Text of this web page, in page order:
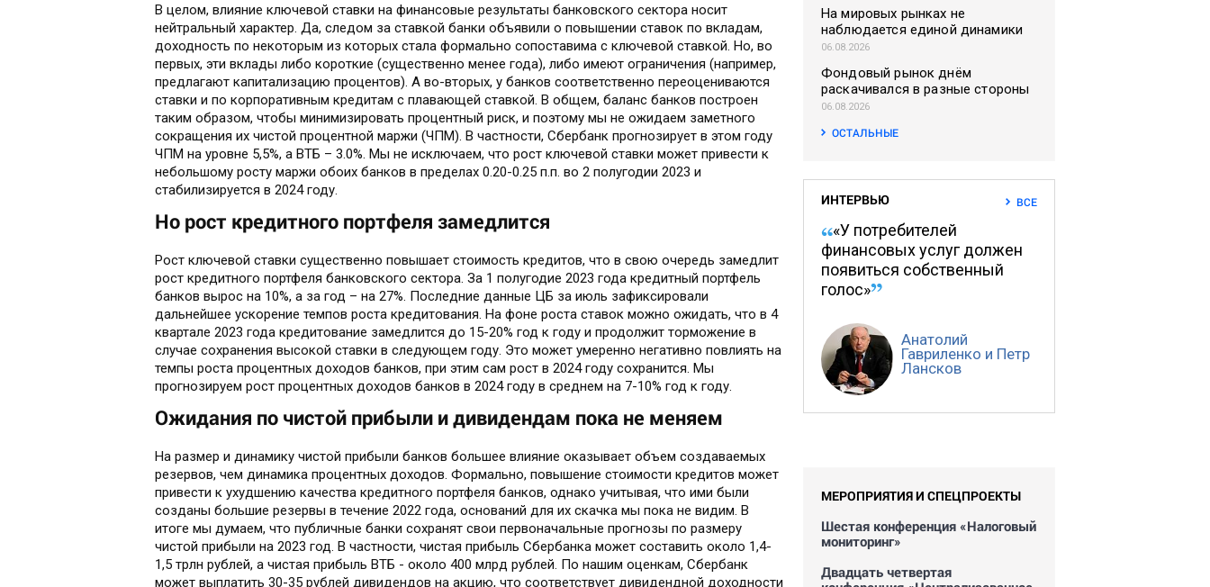
В целом, влияние ключевой ставки на финансовые результаты банковского сектора носит
нейтральный характер. Да, следом за ставкой банки объявили о повышении ставок по вкладам,
доходность по некоторым из которых стала формально сопоставима с ключевой ставкой. Но, во
первых, эти вклады либо короткие (существенно менее года), либо имеют ограничения (например,
предлагают капитализацию процентов). А во-вторых, у банков соответственно переоцениваются
ставки и по корпоративным кредитам с плавающей ставкой. В общем, баланс банков построен
таким образом, чтобы минимизировать процентный риск, и поэтому мы не ожидаем заметного
сокращения их чистой процентной маржи (ЧПМ). В частности, Сбербанк прогнозирует в этом году
ЧПМ на уровне 5,5%, а ВТБ – 3.0%. Мы не исключаем, что рост ключевой ставки может привести к
небольшому росту маржи обоих банков в пределах 0.20-0.25 п.п. во 2 полугодии 2023 и
стабилизируется в 2024 году.
Но рост кредитного портфеля замедлится
Рост ключевой ставки существенно повышает стоимость кредитов, что в свою очередь замедлит
рост кредитного портфеля банковского сектора. За 1 полугодие 2023 года кредитный портфель
банков вырос на 10%, а за год – на 27%. Последние данные ЦБ за июль зафиксировали
дальнейшее ускорение темпов роста кредитования. На фоне роста ставок можно ожидать, что в 4
квартале 2023 года кредитование замедлится до 15-20% год к году и продолжит торможение в
случае сохранения высокой ставки в следующем году. Это может умеренно негативно повлиять на
темпы роста процентных доходов банков, при этим сам рост в 2024 году сохранится. Мы
прогнозируем рост процентных доходов банков в 2024 году в среднем на 7-10% год к году.
Ожидания по чистой прибыли и дивидендам пока не меняем
На размер и динамику чистой прибыли банков большее влияние оказывает объем создаваемых
резервов, чем динамика процентных доходов. Формально, повышение стоимости кредитов может
привести к ухудшению качества кредитного портфеля банков, однако учитывая, что ими были
созданы большие резервы в течение 2022 года, оснований для их скачка мы пока не видим. В
итоге мы думаем, что публичные банки сохранят свои первоначальные прогнозы по размеру
чистой прибыли на 2023 год. В частности, чистая прибыль Сбербанка может составить около 1,4-
1,5 трлн рублей, а чистая прибыль ВТБ - около 400 млрд рублей. По нашим оценкам, Сбербанк
может выплатить 30-35 рублей дивидендов на акцию, что соответствует дивидендной доходности
На мировых рынках не
наблюдается единой динамики
06.08.2026
Фондовый рынок днём
раскачивался в разные стороны
06.08.2026
ОСТАЛЬНЫЕ
ИНТЕРВЬЮ ВСЕ
«У потребителей
финансовых услуг должен
появиться собственный
голос»
Анатолий
Гавриленко и Петр
Лансков
МЕРОПРИЯТИЯ И СПЕЦПРОЕКТЫ
Шестая конференция «Налоговый
мониторинг»
Двадцать четвертая